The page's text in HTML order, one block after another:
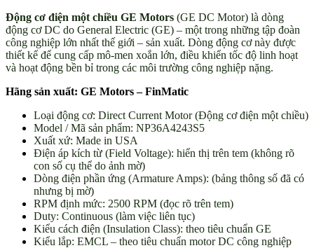
Động cơ điện một chiều GE Motors (GE DC Motor) là dòng
động cơ DC do General Electric (GE) – một trong những tập đoàn
công nghiệp lớn nhất thế giới – sản xuất. Dòng động cơ này được
thiết kế để cung cấp mô-men xoắn lớn, điều khiển tốc độ linh hoạt
và hoạt động bền bỉ trong các môi trường công nghiệp nặng.
Hãng sản xuất: GE Motors – FinMatic
Loại động cơ: Direct Current Motor (Động cơ điện một chiều)
Model / Mã sản phẩm: NP36A4243S5
Xuất xứ: Made in USA
Điện áp kích từ (Field Voltage): hiển thị trên tem (không rõ
con số cụ thể do ảnh mờ)
Dòng điện phần ứng (Armature Amps): (bảng thông số đã có
nhưng bị mờ)
RPM định mức: 2500 RPM (đọc rõ trên tem)
Duty: Continuous (làm việc liên tục)
Kiểu cách điện (Insulation Class): theo tiêu chuẩn GE
Kiểu lắp: EMCL – theo tiêu chuẩn motor DC công nghiệp